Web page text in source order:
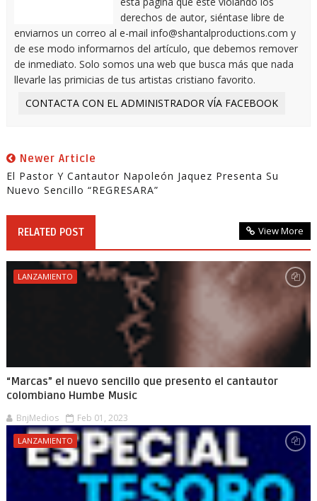
derechos de autor, siéntase libre de
enviarnos un correo al e-mail info@shantalproductions.com y
de ese modo informarnos del artículo, que debemos remover
de inmediato. Solo somos una web que busca más que nada
llevarle las primicias de tus artistas cristiano favorito.
CONTACTA CON EL ADMINISTRADOR VÍA FACEBOOK
Newer Article
El Pastor Y Cantautor Napoleón Jaquez Presenta Su
Nuevo Sencillo “REGRESARA”
RELATED POST View More
LANZAMIENTO
“Marcas” el nuevo sencillo que presento el cantautor
colombiano Humbe Music
BnjMedios Feb 01, 2023
LANZAMIENTO